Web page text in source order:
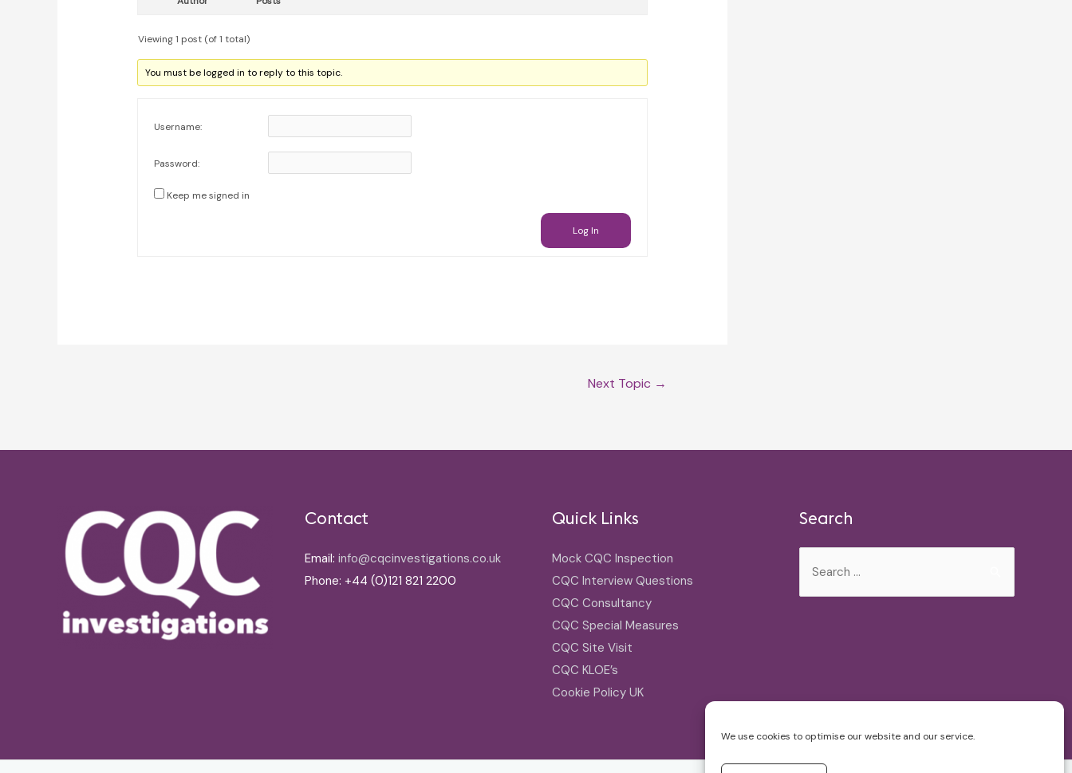
We use cookies to optimise our website and our service.
Viewing 1 post (of 1 total)
You must be logged in to reply to this topic.
Username:
Password:
Keep me signed in
Log In
Next Topic →
Contact
Email: info@cqcinvestigations.co.uk
Phone: +44 (0)121 821 2200
Quick Links
Mock CQC Inspection
CQC Interview Questions
CQC Consultancy
CQC Special Measures
CQC Site Visit
CQC KLOE’s
Cookie Policy UK
Search
for: